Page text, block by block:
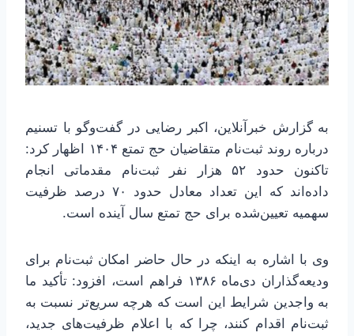
به گزارش خبرآنلاین، اکبر رضایی در گفت‌وگو با تسنیم
درباره روند ثبت‌نام متقاضیان حج تمتع ۱۴۰۴ اظهار کرد:
تاکنون حدود ۵۲ هزار نفر ثبت‌نام مقدماتی انجام
داده‌اند که این تعداد معادل حدود ۷۰ درصد ظرفیت
سهمیه تعیین‌شده برای حج تمتع سال آینده است.
وی با اشاره به اینکه در حال حاضر امکان ثبت‌نام برای
ودیعه‌گذاران دی‌ماه ۱۳۸۶ فراهم است، افزود: تأکید ما
به واجدین شرایط این است که هرچه سریع‌تر نسبت به
ثبت‌نام اقدام کنند، چرا که با اعلام ظرفیت‌های جدید،